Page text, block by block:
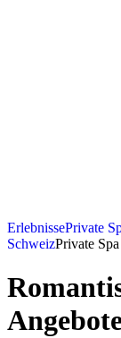
ErlebnissePrivate
SchweizPrivate